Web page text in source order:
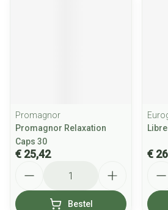
Promagnor
Promagnor Relaxation
Caps 30
€ 25,42
Bestel
€